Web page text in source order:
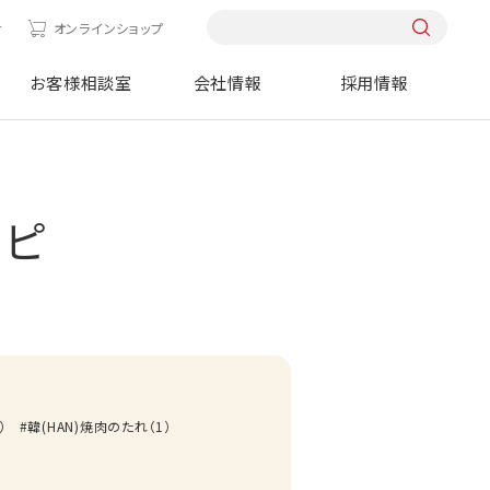
オンラインショップ
お客様相談室 会社情報 採用情報
韓(HAN)焼肉のたれ（1 ）